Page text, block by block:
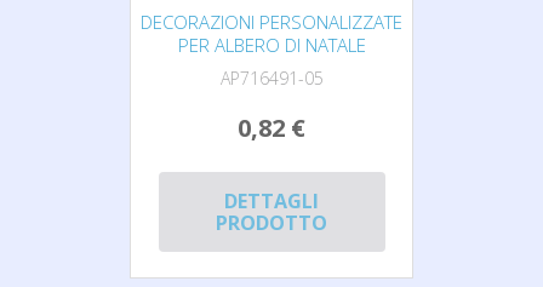
DECORAZIONI PERSONALIZZATE
PER ALBERO DI NATALE
AP716491-05
0,82 €
DETTAGLI
PRODOTTO